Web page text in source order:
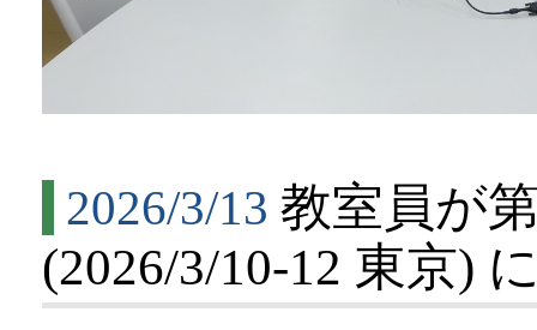
2026/3/13 教室員が
(2026/3/10-12 東京)